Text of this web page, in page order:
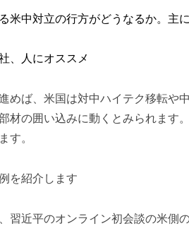
米中対立の行方がどうなるか。主
、人にオススメ
めば、米国は対中ハイテク移転や
材の囲い込みに動くとみられます
す。
を紹介します
習近平のオンライン初会談の米側